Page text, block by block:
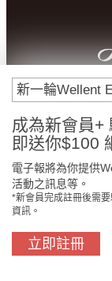
門
新一輪Wellent
成為新會員+
即送你$100
電子報將為你提供
活動之訊息等。
*新會員完成註冊後需
資訊。
立即註冊